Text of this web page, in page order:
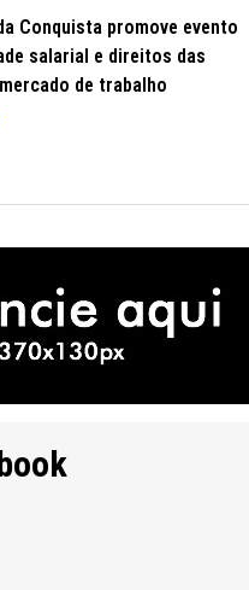
Conquista promove evento
salarial e direitos das
de trabalho